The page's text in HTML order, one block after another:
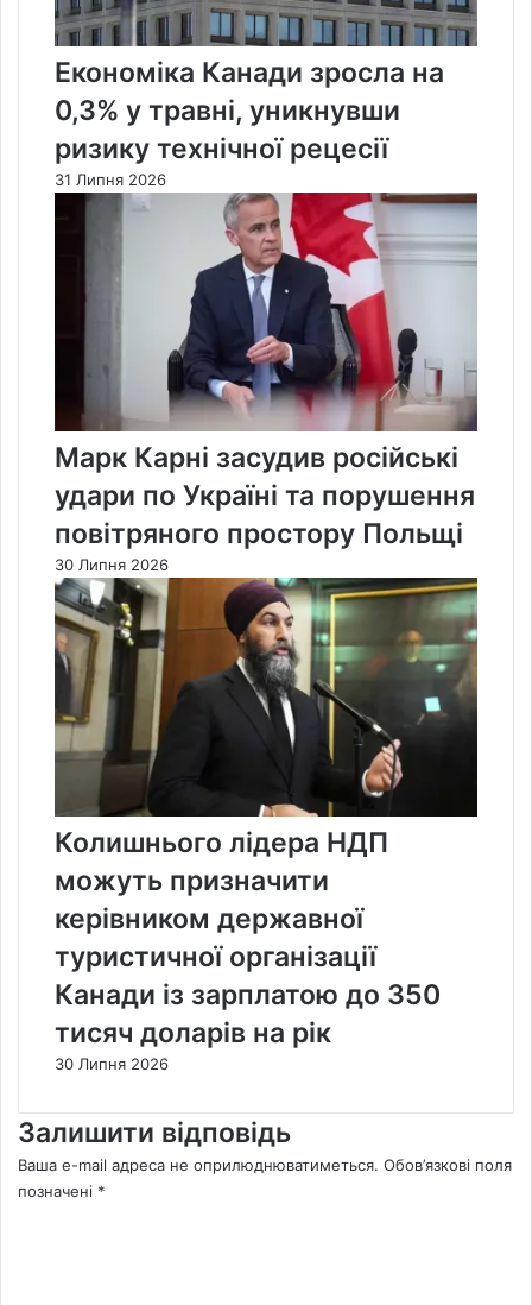
Економіка Канади зросла на
0,3% у травні, уникнувши
ризику технічної рецесії
31 Липня 2026
Марк Карні засудив російські
удари по Україні та порушення
повітряного простору Польщі
30 Липня 2026
Колишнього лідера НДП
можуть призначити
керівником державної
туристичної організації
Канади із зарплатою до 350
тисяч доларів на рік
30 Липня 2026
Залишити відповідь
Ваша e-mail адреса не оприлюднюватиметься. Обов’язкові поля
позначені *